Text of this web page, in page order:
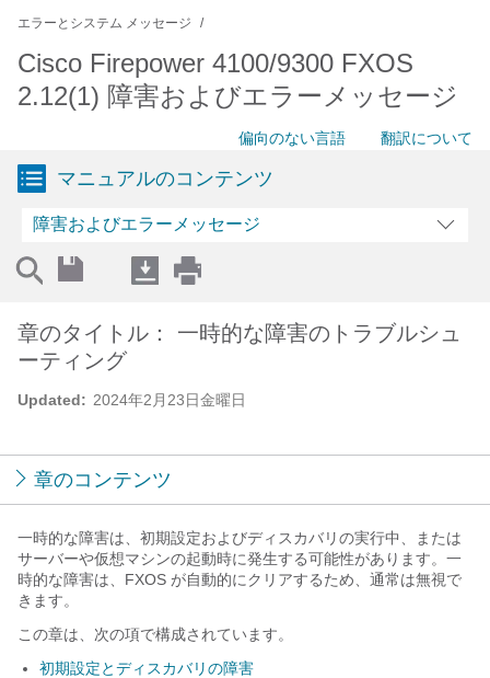
エラーとシステム メッセージ
Cisco Firepower 4100/9300 FXOS
2.12(1) 障害およびエラーメッセージ
偏向のない言語 翻訳について
マニュアルのコンテンツ
障害およびエラーメッセージ
Updated: 2024年2月23日金曜日
章のタイトル： 一時的な障害のトラブルシュ
ーティング
章のコンテンツ
一時的な障害は、初期設定およびディスカバリの実行中、または
サーバーや仮想マシンの起動時に発生する可能性があります。一
時的な障害は、FXOS が自動的にクリアするため、通常は無視で
きます。
この章は、次の項で構成されています。
初期設定とディスカバリの障害